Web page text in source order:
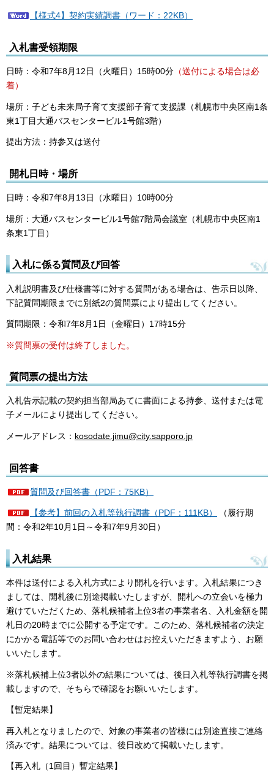
【様式4】契約実績調書（ワード：22KB）
入札書受領期限
日時：令和7年8月12日（火曜日）15時00分 （送付による場合は必
着）
場所：子ども未来局子育て支援部子育て支援課（札幌市中央区南1条
東1丁目大通バスセンタービル1号館3階）
提出方法：持参又は送付
開札日時・場所
日時：令和7年8月13日（水曜日）10時00分
場所：大通バスセンタービル1号館7階局会議室（札幌市中央区南1
条東1丁目）
入札に係る質問及び回答
入札説明書及び仕様書等に対する質問がある場合は、告示日以降、
下記質問期限までに別紙2の質問票により提出してください。
質問期限：令和7年8月1日（金曜日）17時15分
※質問票の受付は終了しました。
質問票の提出方法
入札告示記載の契約担当部局あてに書面による持参、送付または電
子メールにより提出してください。
メールアドレス： kosodate.jimu@city.sapporo.jp
回答書
質問及び回答書（PDF：75KB）
【参考】前回の入札等執行調書（PDF：111KB）
（履行期
間：令和2年10月1日～令和7年9月30日）
入札結果
本件は送付による入札方式により開札を行います。入札結果につき
ましては、開札後に別途掲載いたしますが、開札への立会いを極力
避けていただくため、落札候補者上位3者の事業者名、入札金額を開
札日の20時までに公開する予定です。このため、落札候補者の決定
にかかる電話等でのお問い合わせはお控えいただきますよう、お願
いいたします。
※落札候補上位3者以外の結果については、後日入札等執行調書を掲
載しますので、そちらで確認をお願いいたします。
【暫定結果】
再入札となりましたので、対象の事業者の皆様には別途直接ご連絡
済みです。結果については、後日改めて掲載いたします。
【再入札（1回目）暫定結果】